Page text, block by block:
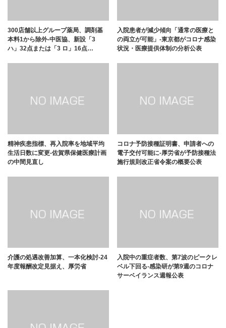
300店舗以上グループ薬局、調剤基
本料1から除外-中医協、新設「3
ハ」32点または「3 ロ」16点…
入院患者が減少傾向「通常の医療と
の両立が可能」-東京都がコロナ感染
状況・医療提供体制の分析公表
精神疾患指標、再入院率を地域平均
生活日数に変更-佐賀県保健医療計画
の中間見直し
コロナ予防接種証明書、申請者への
電子交付可能に-厚労省が予防接種法
施行規則改正省令案の概要公表
介護の処遇改善加算、一本化検討-24
年度報酬改定見据え、厚労省
入院中の重症者数、第7波のピークレ
ベル下回る-感染研が第9週のコロナ
サーベイランス週報公表